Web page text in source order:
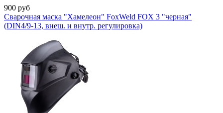
900 руб
Сварочная маска "Хамелеон" FoxWeld FOX 3 "черная"
(DIN4/9-13, внеш. и внутр. регулировка)